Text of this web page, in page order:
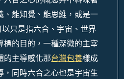
、能知覺、能思維，或是一
只是指六合、宇宙、世界
標的目的，一種深微的主宰
的主導感化那台灣包養樣成
，同時六合之心也是宇宙生